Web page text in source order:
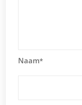
Naam*